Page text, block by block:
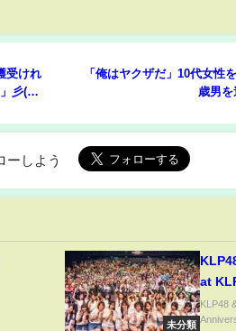
受けれ
彡(●)
「俺はヤクザだ」10代女
歳男を
ーしよう
未分類
at
KLP48